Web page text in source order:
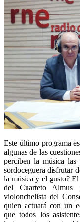
Este último programa
algunas de las
perciben la música las
sordoceguera disfrutar
la música y el gusto?
del Cuarteto
violonchelista del
quien actuará con un
que todos los